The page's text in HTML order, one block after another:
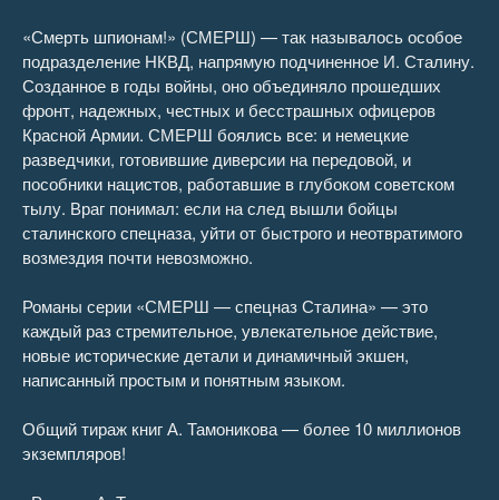
«Смерть шпионам!» (СМЕРШ) — так называлось особое
подразделение НКВД, напрямую подчиненное И. Сталину.
Созданное в годы войны, оно объединяло прошедших
фронт, надежных, честных и бесстрашных офицеров
Красной Армии. СМЕРШ боялись все: и немецкие
разведчики, готовившие диверсии на передовой, и
пособники нацистов, работавшие в глубоком советском
тылу. Враг понимал: если на след вышли бойцы
сталинского спецназа, уйти от быстрого и неотвратимого
возмездия почти невозможно.
Романы серии «СМЕРШ — спецназ Сталина» — это
каждый раз стремительное, увлекательное действие,
новые исторические детали и динамичный экшен,
написанный простым и понятным языком.
Общий тираж книг А. Тамоникова — более 10 миллионов
экземпляров!